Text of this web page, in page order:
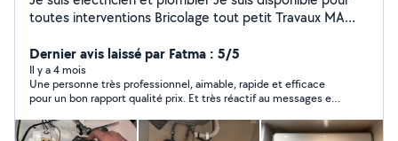
toutes interventions Bricolage tout petit Travaux MA
8h jusqu'à 15h * LUNDI 8h jusqu'à 20h * MARDI 8h
jusqu'à 20h * MERCREDI 8h jusqu'à 20h * JEUDI 8h
jusqu'à 20h * VENDREDI 8h jusqu'à 20h
Dernier avis laissé par Fatma : 5/5
Il y a 4 mois
Une personne très professionnel, aimable, rapide et efficace
pour un bon rapport qualité prix. Et très réactif au messages et